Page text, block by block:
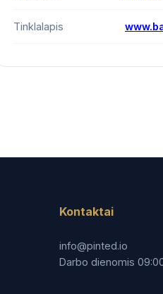
Tinklalapis
Kontaktai
info@pinted.io
Darbo dienomis